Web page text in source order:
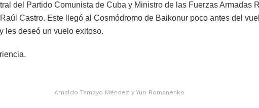
del Partido Comunista de Cuba y Ministro de las Fuerzas Armadas
Castro. Este llegó al Cosmódromo de Baikonur poco antes del
les deseó un vuelo exitoso.
Arnaldo Tamayo Méndez y Yuri Romanenko